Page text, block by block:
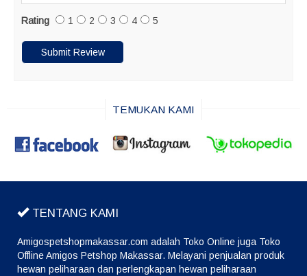
Rating 1 2 3 4 5
TEMUKAN KAMI
TENTANG KAMI
Amigospetshopmakassar.com adalah Toko Online juga Toko
Offline Amigos Petshop Makassar. Melayani penjualan produk
hewan peliharaan dan perlengkapan hewan peliharaan